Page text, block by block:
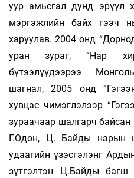
уур амьсгал дунд эрүүл
мэргэжлийн байх гээч
харуулав. 2004 онд
уран зураг, “Нар
бүтээлүүдээрээ
шагнал, 2005 онд
хувцас чимэглэлээр
зураачаар шалгарч
Г.Одон, Ц. Байды нарын
удаагийн үзэсгэлэнг
зүтгэлтэн Ц.Байды